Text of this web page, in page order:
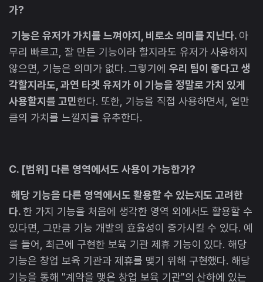
가?
기능은 유저가 가치를 느껴야지, 비로소 의미를 지닌다. 아
무리 빠르고, 잘 만든 기능이라 할지라도 유저가 사용하지
않으면, 기능은 의미가 없다. 그렇기에 우리 팀이 좋다고 생
각할지라도, 과연 타겟 유저가 이 기능을 정말로 가치 있게
사용할지를 고민한다. 또한, 기능을 직접 사용하면서, 얼만
큼의 가치를 느낄지를 유추한다.
C. [범위] 다른 영역에서도 사용이 가능한가?
해당 기능을 다른 영역에서도 활용할 수 있는지도 고려한
다.한 가지 기능을 처음에 생각한 영역 외에서도 활용할 수
있다면, 그만큼 기능 개발의 효율성이 증가시킬 수 있다. 예
를 들어, 최근에 구현한 보육 기관 제휴 기능이 있다. 해당
기능은 창업 보육 기관과 제휴를 맺기 위해 구현했다. 해당
기능을 통해 "계약을 맺은 창업 보육 기관"의 산하에 있는